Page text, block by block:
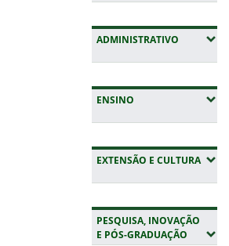
ADMINISTRATIVO
ENSINO (EXPANDIR
EXTENSÃO E CULTURA
PESQUISA, INOVAÇÃO
E PÓS-GRADUAÇÃO